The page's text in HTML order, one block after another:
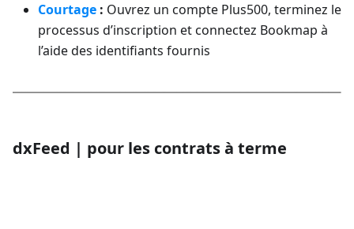
Courtage : Ouvrez un compte Plus500, terminez le
processus d’inscription et connectez Bookmap à
l’aide des identifiants fournis
dxFeed | pour les contrats à terme